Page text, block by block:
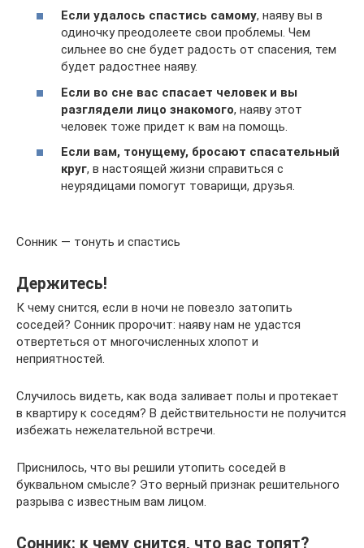
Если удалось спастись самому, наяву вы в
одиночку преодолеете свои проблемы. Чем
сильнее во сне будет радость от спасения, тем
будет радостнее наяву.
Если во сне вас спасает человек и вы
разглядели лицо знакомого, наяву этот
человек тоже придет к вам на помощь.
Если вам, тонущему, бросают спасательный
круг, в настоящей жизни справиться с
неурядицами помогут товарищи, друзья.
Сонник — тонуть и спастись
Держитесь!
К чему снится, если в ночи не повезло затопить
соседей? Сонник пророчит: наяву нам не удастся
отвертеться от многочисленных хлопот и
неприятностей.
Случилось видеть, как вода заливает полы и протекает
в квартиру к соседям? В действительности не получится
избежать нежелательной встречи.
Приснилось, что вы решили утопить соседей в
буквальном смысле? Это верный признак решительного
разрыва с известным вам лицом.
Сонник: к чему снится, что вас топят?